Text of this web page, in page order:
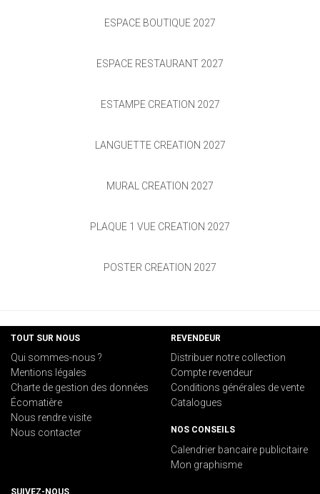
ESPACE BOUTIQUE 2027
ESPACE RESTAURANT 2027
ESTAMPE CREATION 2027
LANGUETTE CREATION 2027
MURAL CRÉATION 2027
PLAQUE 1 VUE CRÉATION 2027
POSTER CRÉATION 2027
TOUT SUR NOUS
Qui sommes-nous ?
Mentions légales
Charte de gestion des données
Écomatière
Nous rendre visite
Nous contacter
REVENDEUR
Distribuer notre collection
Compte revendeur
Conditions générales de vente
Catalogues
NOS CONSEILS
Calendrier bancaire publicitaire
Mon graphisme
SUIVEZ-NOUS